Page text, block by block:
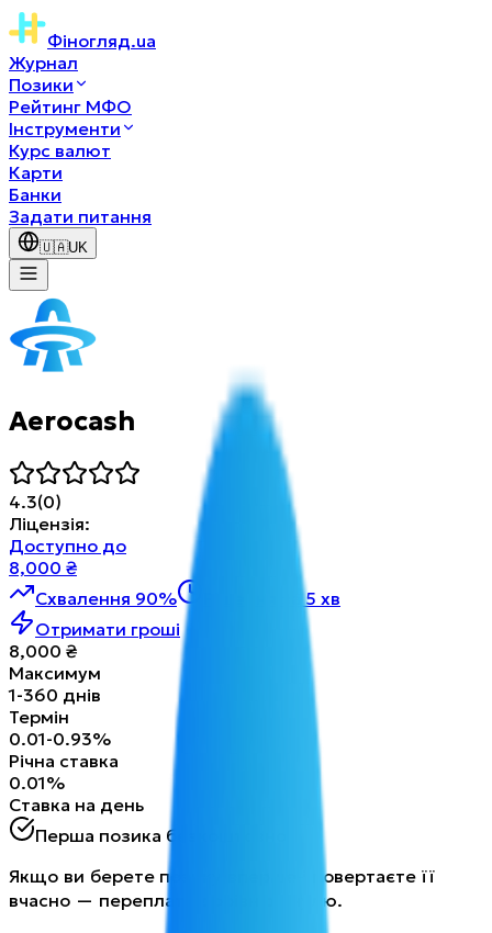
Фіногляд.ua
Журнал
Позики
Рейтинг МФО
Інструменти
Курс валют
Карти
Банки
Задати питання
🇺🇦UK
Aerocash
4.3(0)
Ліцензія:
Доступно до
8,000 ₴
Схвалення 90%
Рішення за 5 хв
Отримати гроші
8,000 ₴
Максимум
1-360 днів
Термін
0.01-0.93%
Річна ставка
0.01%
Ставка на день
Перша позика безкоштовно
Якщо ви берете позику вперше і повертаєте її
вчасно — переплата дорівнює нулю.